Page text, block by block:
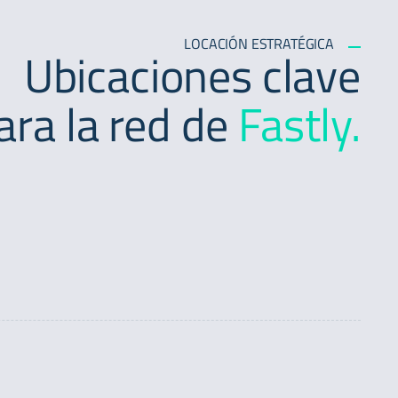
LOCACIÓN ESTRATÉGICA
Ubicaciones clave
la red de Fastly.